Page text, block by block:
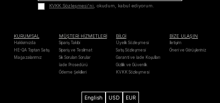
KVKK Sözleşmesi'ni, okudum, kabul ediyorum.
KURUMSAL
Hakkımızda
HE-QA Toptan Satış
Mağazalarımız
MÜŞTERİ HİZMETLERİ
Sipariş Takibi
Sipariş ve Teslimat
Sık Sorulan Sorular
İade Prosedürü
Ödeme Şekilleri
BİLGİ
Üyelik Sözleşmesi
Satış Sözleşmesi
Garanti ve İade Koşulları
Gizlilik ve Güvenlik
KVKK Sözleşmesi
BİZE ULAŞIN
İletişim
Öneri ve Görüşleriniz
English USD EUR